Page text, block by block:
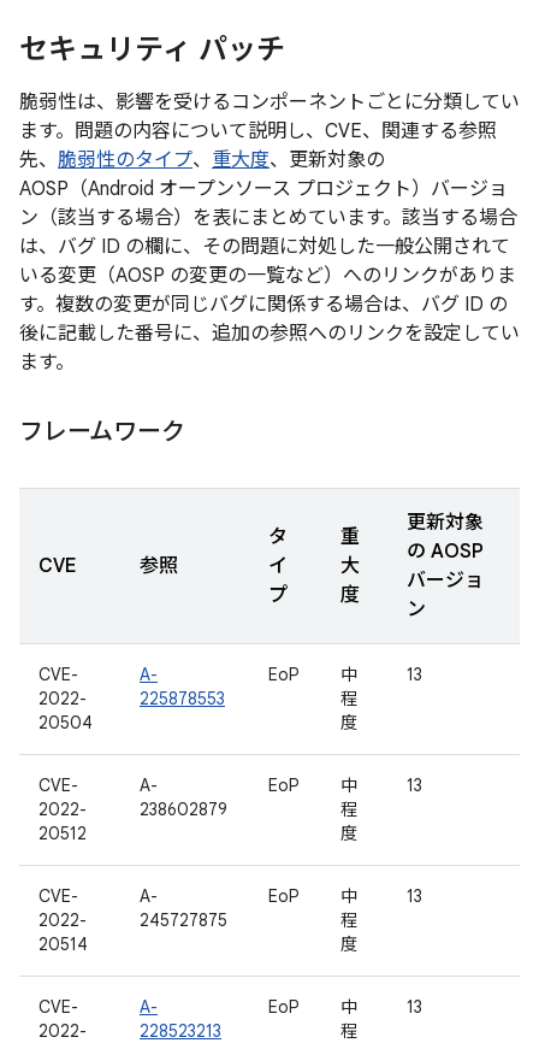
セキュリティ パッチ
脆弱性は、影響を受けるコンポーネントごとに分類してい
ます。問題の内容について説明し、CVE、関連する参照
先、 脆弱性のタイプ、 重大度、更新対象の
AOSP（Android オープンソース プロジェクト）バージョ
ン（該当する場合）を表にまとめています。該当する場合
は、バグ ID の欄に、その問題に対処した一般公開されて
いる変更（AOSP の変更の一覧など）へのリンクがありま
す。複数の変更が同じバグに関係する場合は、バグ ID の
後に記載した番号に、追加の参照へのリンクを設定してい
ます。
フレームワーク
CVE 参照
タ
イ
プ
重
大
度
更新対象
の AOSP
バージョ
ン
CVE-
2022-
20504
A-
225878553
EoP
中
程
度
13
CVE-
2022-
20512
A-
238602879
EoP
中
程
度
13
CVE-
2022-
20514
A-
245727875
EoP
中
程
度
13
CVE-
2022-
A-
228523213
EoP
中
程
13